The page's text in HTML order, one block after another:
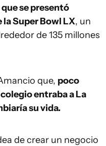
se presentó
Super Bowl LX, un
de 135 millones
que, poco
entraba a La
su vida.
de crear un negocio